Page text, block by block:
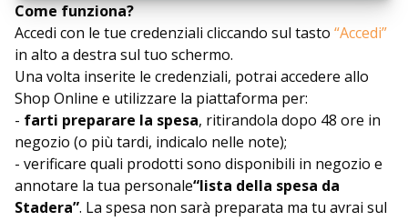
Come funziona?
Accedi con le tue credenziali cliccando sul tasto “Accedi”
in alto a destra sul tuo schermo.
Una volta inserite le credenziali, potrai accedere allo
Shop Online e utilizzare la piattaforma per:
- farti preparare la spesa, ritirandola dopo 48 ore in
negozio (o più tardi, indicalo nelle note);
- verificare quali prodotti sono disponibili in negozio e
annotare la tua personale“lista della spesa da
Stadera”. La spesa non sarà preparata ma tu avrai sul